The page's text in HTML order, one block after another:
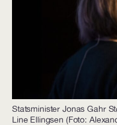
Statsminister Jonas Gahr
Line Ellingsen (Foto: